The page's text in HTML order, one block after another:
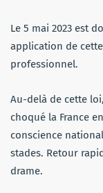
Le 5 mai 2023 est
application de
professionnel.
​Au-delà de cette loi,
choqué la France
conscience
stades. Retour
drame.